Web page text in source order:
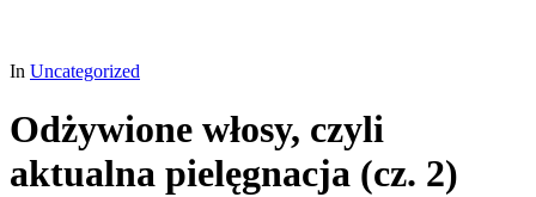
In Uncategorized
Odżywione włosy, czyli
aktualna pielęgnacja (cz. 2)